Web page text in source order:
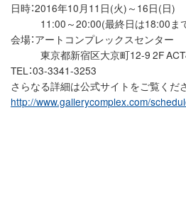
日時：2016年10月11日(火)～16日(日)
11:00～20:00(最終日は18:00ま
会場：アートコンプレックスセンター
東京都新宿区大京町12-9 2F
TEL：03-3341-3253
さらなる詳細は公式サイトをご覧くだ
http://www.gallerycomplex.com/